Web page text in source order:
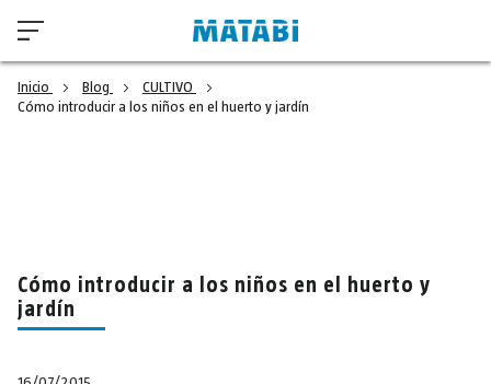
Inicio Blog
CULTIVO
Cómo introducir a los niños en el huerto y jardín
Cómo introducir a los niños en el huerto y
jardín